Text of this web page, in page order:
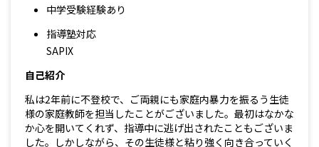
中学受験経験あり
指導塾対応
SAPIX
自己紹介
私は2年前に不登校で、ご両親にも家庭内暴力を振るう生徒
様の家庭教師を担当したことがございました。最初はなかな
か心を開いてくれず、指導中に逃げ出されたこともございま
した。しかしながら、その生徒様と粘り強く向き合っていく